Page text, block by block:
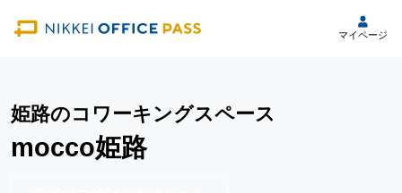
マイページ
姫路のコワーキングスペース
mocco姫路